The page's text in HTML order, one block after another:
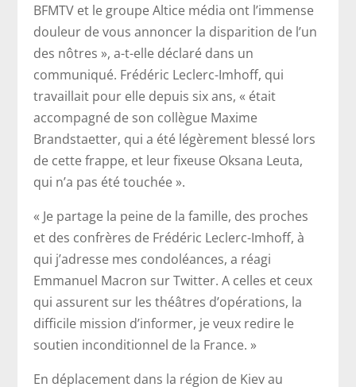
BFMTV et le groupe Altice média ont l’immense
douleur de vous annoncer la disparition de l’un
des nôtres », a-t-elle déclaré dans un
communiqué. Frédéric Leclerc-Imhoff, qui
travaillait pour elle depuis six ans, « était
accompagné de son collègue Maxime
Brandstaetter, qui a été légèrement blessé lors
de cette frappe, et leur fixeuse Oksana Leuta,
qui n’a pas été touchée ».
« Je partage la peine de la famille, des proches
et des confrères de Frédéric Leclerc-Imhoff, à
qui j’adresse mes condoléances, a réagi
Emmanuel Macron sur Twitter. A celles et ceux
qui assurent sur les théâtres d’opérations, la
difficile mission d’informer, je veux redire le
soutien inconditionnel de la France. »
En déplacement dans la région de Kiev au